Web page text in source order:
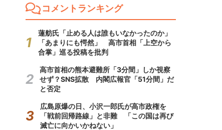
コメントランキング
蓮舫氏「止める人は誰もいなかったのか」
「あまりにも愕然」 高市首相「上空から
合掌」巡る投稿を批判
高市首相の熊本避難所「3分間」しか視察
せず？SNS拡散 内閣広報官「51分間」だ
と否定
広島原爆の日、小沢一郎氏が高市政権を
「戦前回帰路線」と非難 「この国は再び
滅亡に向かいかねない」